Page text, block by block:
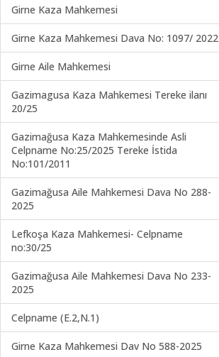
Girne Kaza Mahkemesi
Girne Kaza Mahkemesi Dava No: 1097/ 2022
Girne Aile Mahkemesi
Gazimagusa Kaza Mahkemesi Tereke ilanı
20/25
Gazimağusa Kaza Mahkemesinde Asli
Celpname No:25/2025 Tereke İstida
No:101/2011
Gazimağusa Aile Mahkemesi Dava No 288-
2025
Lefkoşa Kaza Mahkemesi- Celpname
no:30/25
Gazimağusa Aile Mahkemesi Dava No 233-
2025
Celpname (E.2,N.1)
Girne Kaza Mahkemesi Dav No 588-2025